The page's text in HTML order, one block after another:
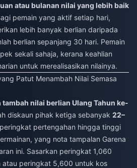
atau bulanan nilai yang lebih baik
pemain yang aktif setiap hari,
lebih banyak berlian daripada
berlian sepanjang 30 hari. Pemain
sekali sahaja, kerana keahlian
untuk merealisasikan nilainya.
Patut Menambah Nilai Semasa
tambah nilai berlian Ulang Tahun ke-
diskaun pihak ketiga sebanyak 22–
pertengahan hingga tinggi
yang nota tampalan Garena
ini. Sasarkan peringkat 1,060
atau peringkat 5,600 untuk kos